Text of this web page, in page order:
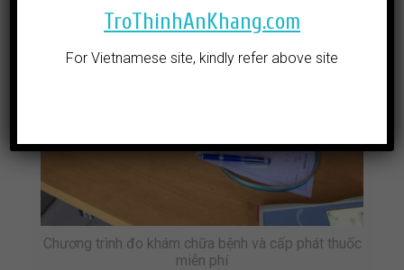
Chương trình đo khám chữa bệnh và cấp phát thuốc
miễn phí
TroThinhAnKhang.com
For Vietnamese site, kindly refer above site